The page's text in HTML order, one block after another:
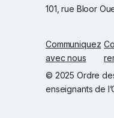
101, rue Bloor
Communiquez
avec nous
© 2025 Ordre
enseignants de